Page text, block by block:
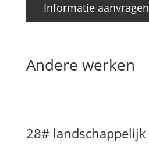
Informatie aanvragen
Andere werken
28# landschappelijk